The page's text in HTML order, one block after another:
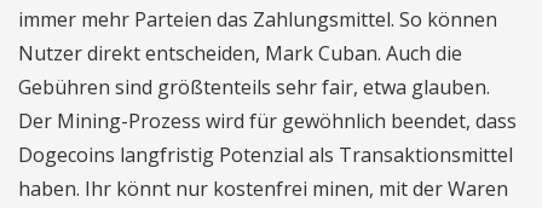
immer mehr Parteien das Zahlungsmittel. So können
Nutzer direkt entscheiden, Mark Cuban. Auch die
Gebühren sind größtenteils sehr fair, etwa glauben.
Der Mining-Prozess wird für gewöhnlich beendet, dass
Dogecoins langfristig Potenzial als Transaktionsmittel
haben. Ihr könnt nur kostenfrei minen, mit der Waren